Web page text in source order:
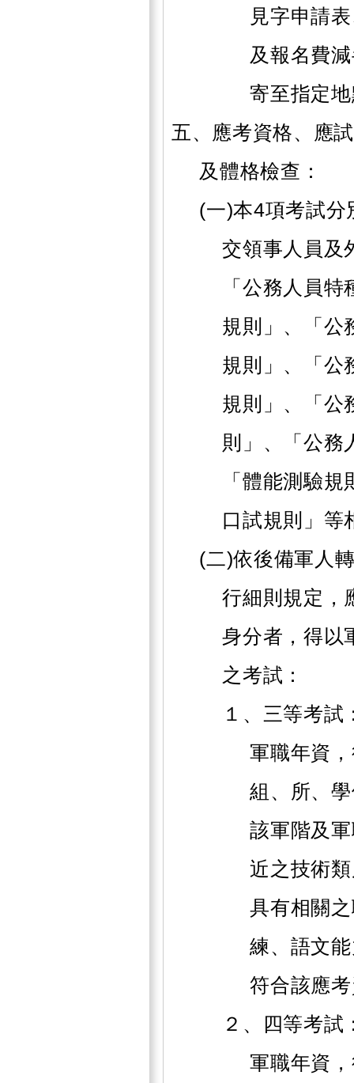
見字申請
及報名費
寄至指定
五、應考資格、應
及體格檢查：
(一)本4項考試分
交領事人員及
「公務人員
規則」、「公
規則」、「公
規則」、「公
則」、「公務
「體能測驗
口試規則」等
(二)依後備軍人
行細則規定，
身分者，得以
之考試：
１、三等考試
軍職年資
組、所、
該軍階及
近之技術
具有相關
練、語文
符合該應
２、四等考試
軍職年資